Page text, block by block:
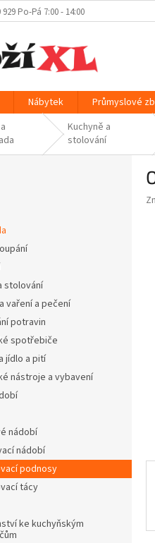
929 Po-Pá 7:00 - 14:00
Nábytek Průmyslové
Kuchyně a
stolování
stolování
vaření a pečení
potravin
spotřebiče
jídlo a pití
nástroje a vybavení
nádobí
nádobí
podnosy
tácy
ke kuchyňským